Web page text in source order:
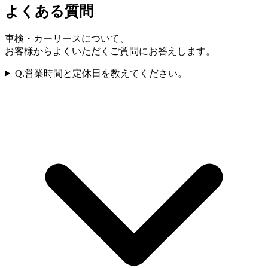
よくある質問
車検・カーリースについて、
お客様からよくいただくご質問にお答えします。
Q.営業時間と定休日を教えてください。